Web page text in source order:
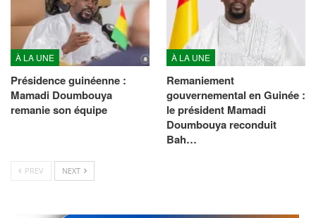
À LA UNE
Présidence guinéenne :
Mamadi Doumbouya
remanie son équipe
À LA UNE
Remaniement
gouvernemental en Guinée :
le président Mamadi
Doumbouya reconduit
Bah…
PREV NEXT